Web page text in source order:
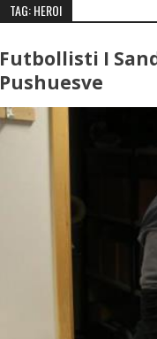
TAG: HEROI
Futbollisti I
Pushuesve